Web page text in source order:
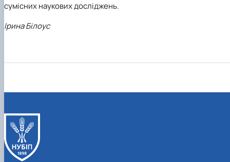
сумісних наукових досліджень.
Ірина Білоус